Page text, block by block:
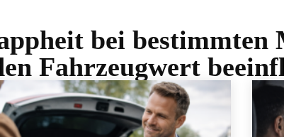
bei bestimmten
Fahrzeugwert